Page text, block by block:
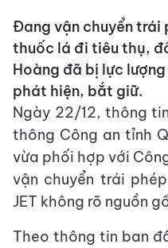
Đang vận chuyển trái
thuốc lá đi tiêu thụ,
Hoàng đã bị lực
phát hiện, bắt giữ.
Ngày 22/12, thông
thông Công an tỉnh
vừa phối hợp với
vận chuyển trái
JET không rõ nguồn
Theo thông tin ban